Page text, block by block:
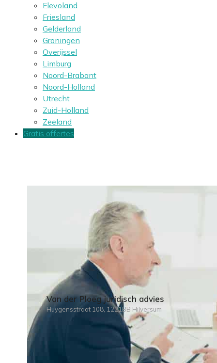
Flevoland
Friesland
Gelderland
Groningen
Overijssel
Limburg
Noord-Brabant
Noord-Holland
Utrecht
Zuid-Holland
Zeeland
Gratis offertes
Van der Ploeg juridisch advies
Huygensstraat 108, 1221BB Hilversum